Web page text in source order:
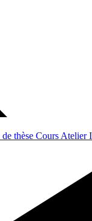
thèse Cours Atelier